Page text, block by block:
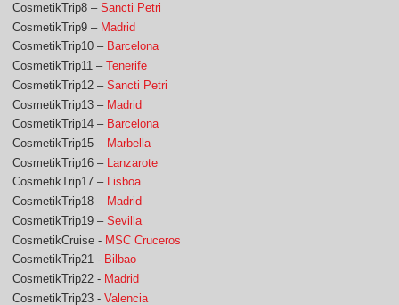
CosmetikTrip8 –Sancti Petri
CosmetikTrip9 – Madrid
CosmetikTrip10 – Barcelona
CosmetikTrip11 –Tenerife
CosmetikTrip12 –Sancti Petri
CosmetikTrip13 – Madrid
CosmetikTrip14 – Barcelona
CosmetikTrip15 – Marbella
CosmetikTrip16 –
Lanzarote
CosmetikTrip17 – Lisboa
CosmetikTrip18 – Madrid
CosmetikTrip19 –Sevilla
CosmetikCruise - MSC Cruceros
CosmetikTrip21 - Bilbao
CosmetikTrip22 - Madrid
CosmetikTrip23 -Valencia